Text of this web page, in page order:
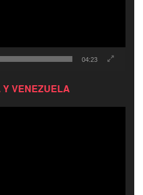
04:23
Y VENEZUELA